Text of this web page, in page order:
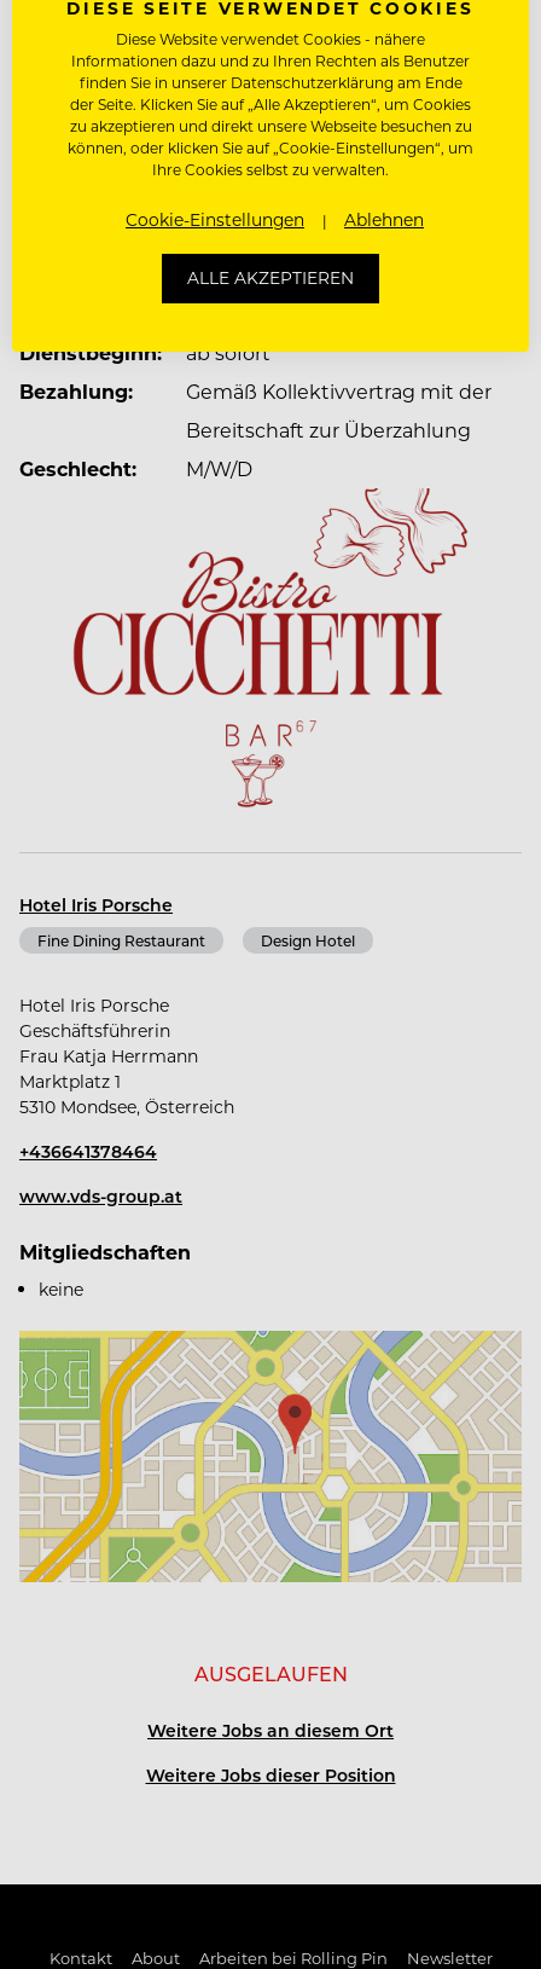
Ruheoase, in der Stil und Komfort Hand in Hand
gehen. Große Fensterfronten, warme Materialien
und klare Linien spiegeln die umliegende Berg-
und Seenkulisse wieder und laden zum Verweilen
Mehr zum Unternehmen Cicchetti &Bar 67
JOBDETAILS
Marktplatz 3, 5310 Mondsee,
Österreich
Dienstbeginn:
ab sofort
Bezahlung:
Gemäß Kollektivvertrag mit der
Bereitschaft zur Überzahlung
Geschlecht:
M/W/D
Hotel Iris Porsche
Fine Dining Restaurant Design Hotel
Hotel Iris Porsche
Geschäftsführerin
Frau Katja Herrmann
Marktplatz 1
5310 Mondsee, Österreich
+436641378464
www.vds-group.at
Mitgliedschaften
keine
AUSGELAUFEN
Weitere Jobs an diesem Ort
Weitere Jobs dieser Position
Kontakt About Arbeiten bei Rolling Pin
Newsletter
DIESE SEITE VERWENDET COOKIES
Diese Website verwendet Cookies - nähere
Informationen dazu und zu Ihren Rechten als Benutzer
finden Sie in unserer Datenschutzerklärung am Ende
der Seite. Klicken Sie auf „Alle Akzeptieren“, um Cookies
zu akzeptieren und direkt unsere Webseite besuchen zu
können, oder klicken Sie auf „Cookie-Einstellungen“, um
Ihre Cookies selbst zu verwalten.
Cookie-Einstellungen Ablehnen
ALLE AKZEPTIEREN